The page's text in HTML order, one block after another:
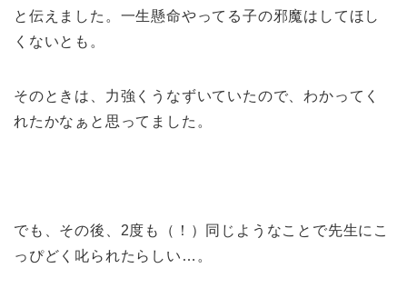
と伝えました。一生懸命やってる子の邪魔はしてほし
くないとも。
そのときは、力強くうなずいていたので、わかってく
れたかなぁと思ってました。
でも、その後、2度も（！）同じようなことで先生にこ
っぴどく叱られたらしい…。